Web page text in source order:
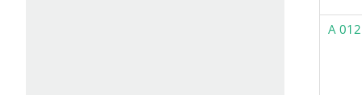
A 012